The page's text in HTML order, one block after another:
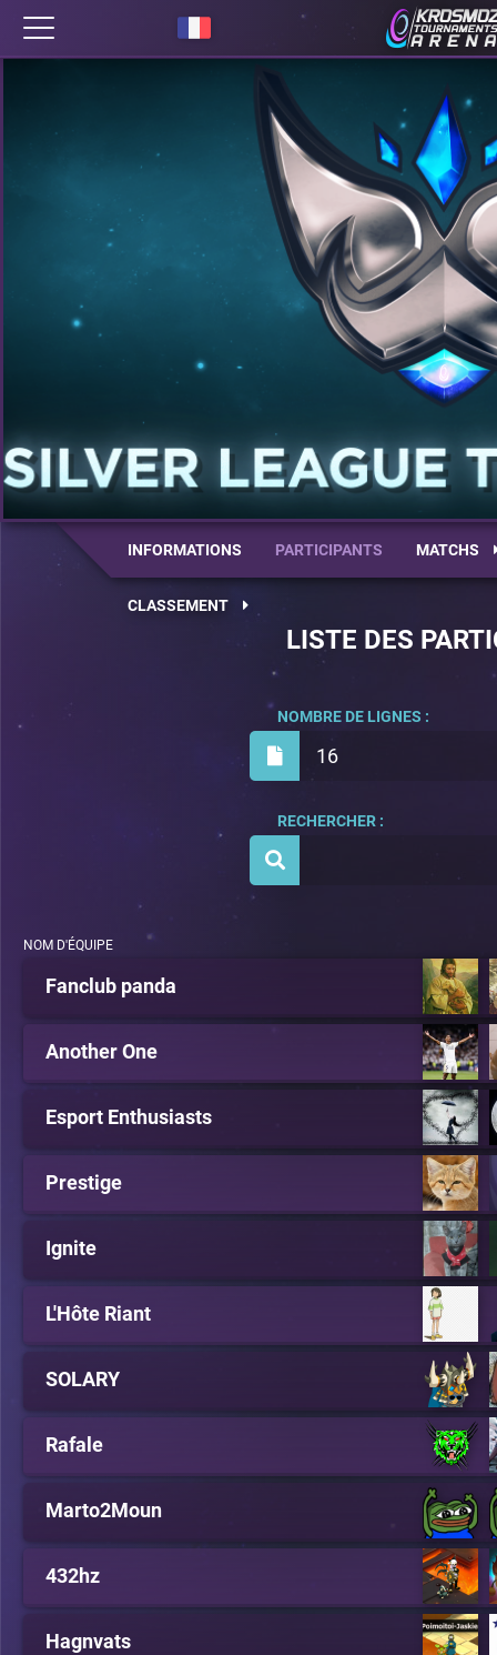
INFORMATIONS PARTICIPANTS MATCHS
CLASSEMENT
LISTE DES
16
NOMBRE DE LIGNES :
RECHERCHER :
NOM D'ÉQUIPE
Fanclub panda
Another One
Esport Enthusiasts
Prestige
Ignite
L'Hôte Riant
SOLARY
Rafale
Marto2Moun
432hz
Hagnvats